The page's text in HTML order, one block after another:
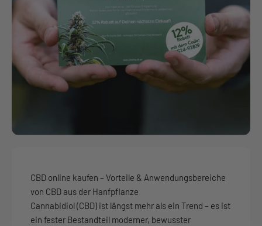
CBD online kaufen – Vorteile & Anwendungsbereiche
von CBD aus der Hanfpflanze
Cannabidiol (CBD) ist längst mehr als ein Trend – es ist
ein fester Bestandteil moderner, bewusster